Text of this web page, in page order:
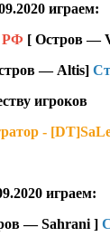
играем:
[ Остров —
— Altis]
игроков
-
играем:
— Sahrani ]